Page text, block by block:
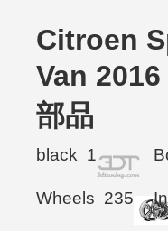
Citroen
Van
部品
black 1
Wheels 235